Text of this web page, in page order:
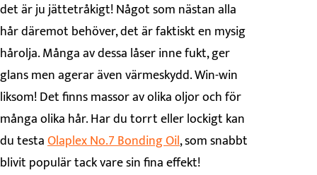
det är ju jättetråkigt! Något som nästan alla
hår däremot behöver, det är faktiskt en mysig
hårolja. Många av dessa låser inne fukt, ger
glans men agerar även värmeskydd. Win-win
liksom! Det finns massor av olika oljor och för
många olika hår. Har du torrt eller lockigt kan
du testaOlaplex No.7 Bonding Oil, som snabbt
blivit populär tack vare sin fina effekt!